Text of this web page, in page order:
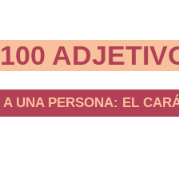
100
A UNA PERSONA: EL